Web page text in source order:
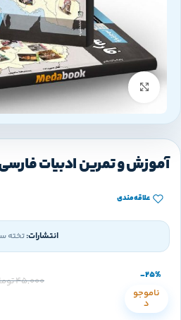
بزرگنمایی تصویر
آموزش و تمرین ادبیات
علاقه‌مندی
انتشارات:تخته
-25%
ناموجو
د
45,000